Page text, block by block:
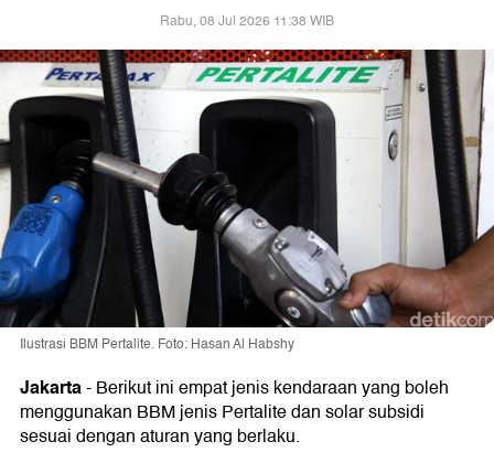
Rabu, 08 Jul 2026 11:38 WIB
Ilustrasi BBM Pertalite. Foto: Hasan Al Habshy
Jakarta-Berikut ini empat jenis kendaraan yang boleh
menggunakan BBM jenis Pertalite dan solar subsidi
sesuai dengan aturan yang berlaku.